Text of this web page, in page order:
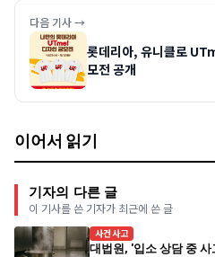
다음 기사 →
롯데리아, 유니클로
모전 공개
이어서 읽기
기자의 다른 글
이 기사를 쓴 기자가 최근에 쓴 글
사건사고
대법원, '입소 상담 중 사